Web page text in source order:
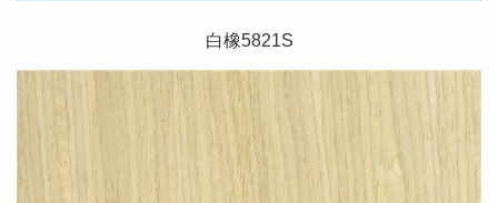
白橡5821S